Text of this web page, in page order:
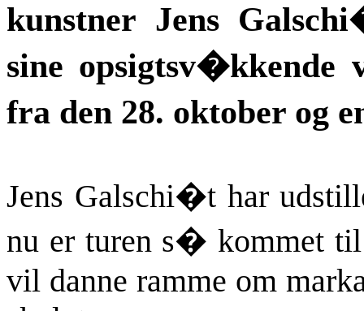
kunstner Jens
sine
fra den 28. oktober og
Jens Galschi�t har
nu er turen s� kommet
vil danne ramme om